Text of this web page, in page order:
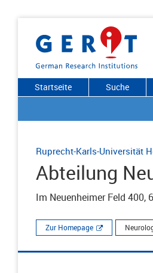
Startseite Suche
Ruprecht-Karls-Universität
Abteilung
Im Neuenheimer Feld 400,
Zur Homepage